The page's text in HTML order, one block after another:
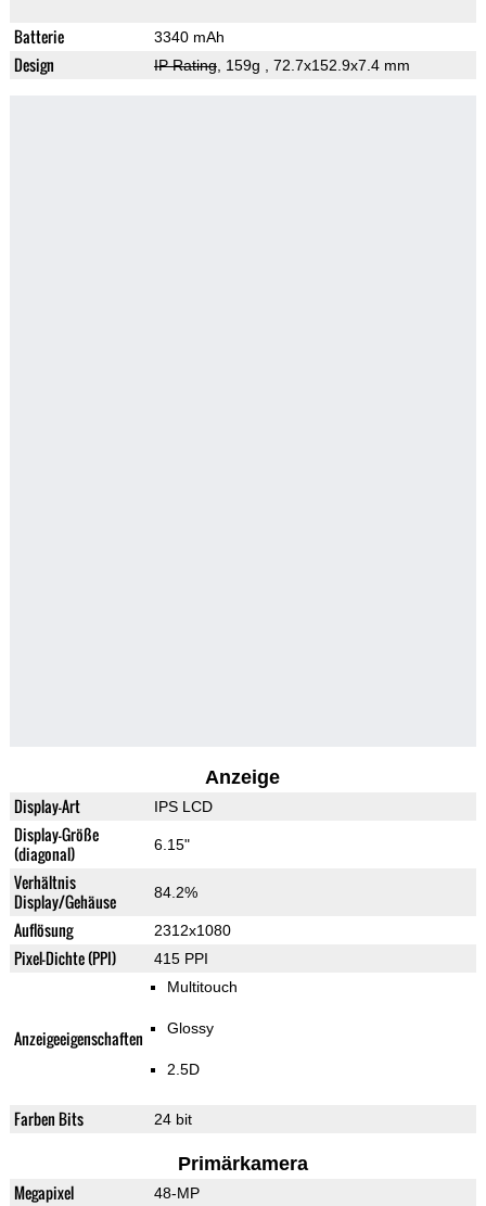
Batterie 3340 mAh
Design IP Rating, 159g , 72.7x152.9x7.4 mm
Anzeige
Display-Art IPS LCD
Display-Größe
(diagonal)
6.15"
Verhältnis
Display/Gehäuse
84.2%
Auflösung 2312x1080
Pixel-Dichte (PPI) 415 PPI
Anzeigeeigenschaften
Multitouch
Glossy
2.5D
Farben Bits 24 bit
Primärkamera
Megapixel 48-MP